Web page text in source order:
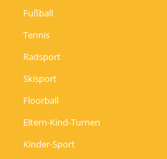
Fußball
Tennis
Radsport
Skisport
Floorball
Eltern-Kind-Turnen
Kinder-Sport